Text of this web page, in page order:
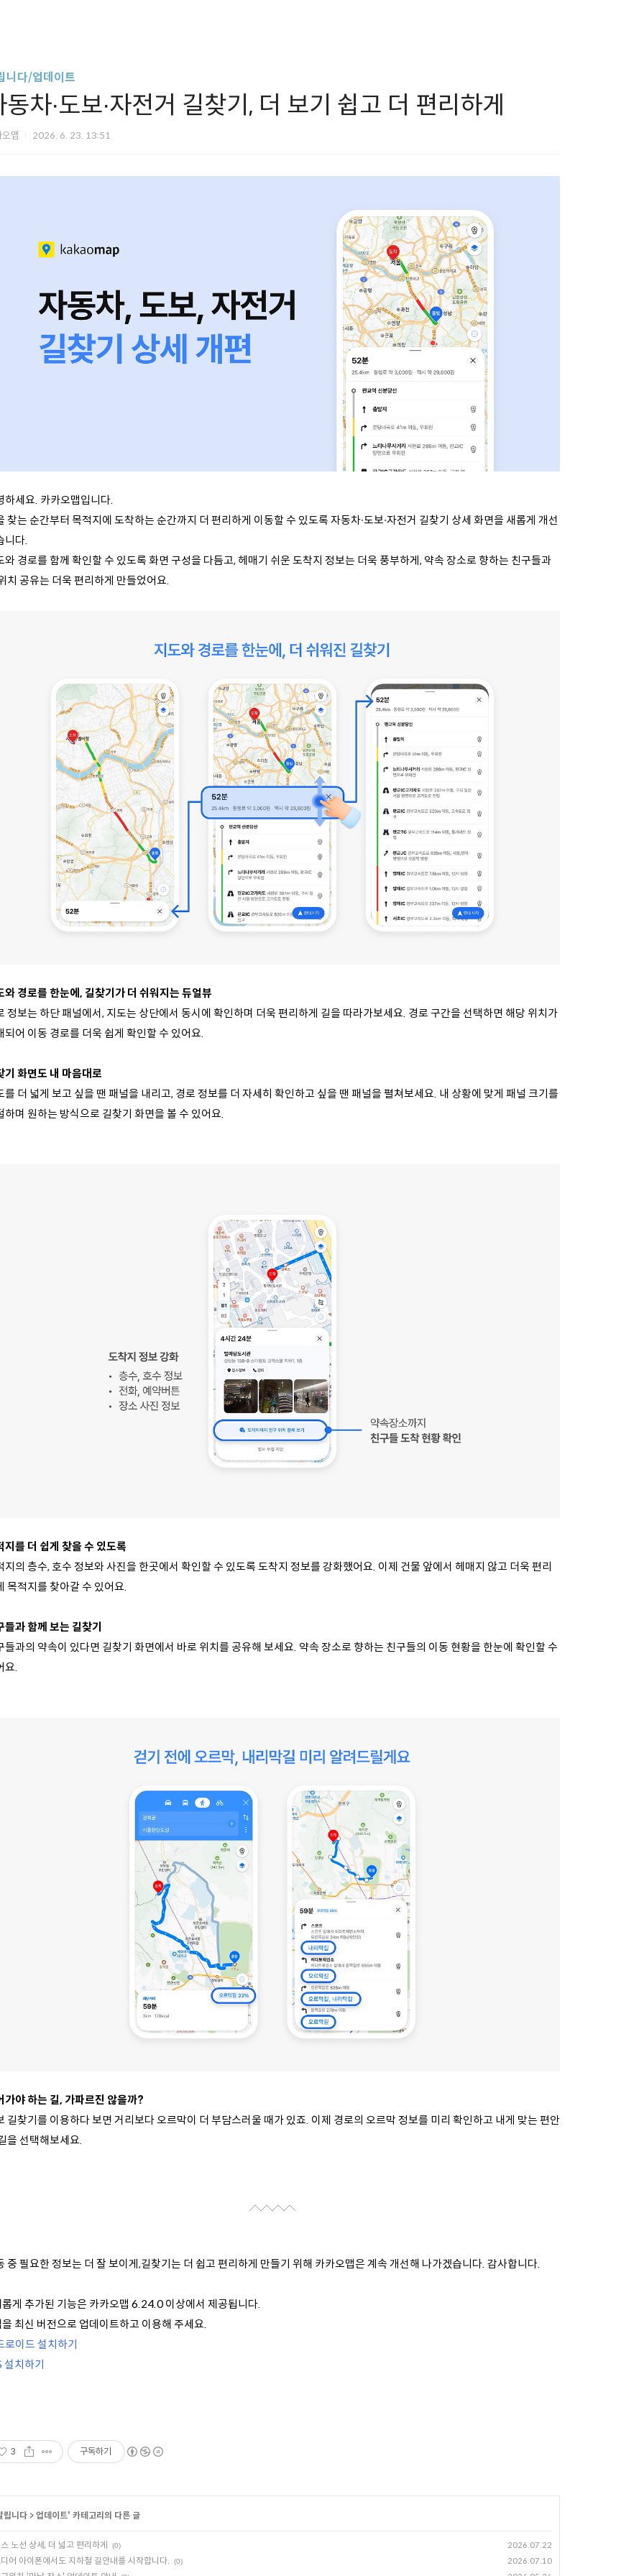
니다/업데이트
동차∙도보∙자전거 길찾기, 더 보기 쉽고 더 편리하게
맵 2026. 6. 23. 13:51
하세요. 카카오맵입니다.
찾는 순간부터 목적지에 도착하는 순간까지 더 편리하게 이동할 수 있도록 자동차∙도보∙자전거 길찾기 상세 화면을 새롭게 개선
니다.
와 경로를 함께 확인할 수 있도록 화면 구성을 다듬고, 헤매기 쉬운 도착지 정보는 더욱 풍부하게, 약속 장소로 향하는 친구들과
치 공유는 더욱 편리하게 만들었어요.
와 경로를 한눈에, 길찾기가 더 쉬워지는 듀얼뷰
정보는 하단 패널에서, 지도는 상단에서 동시에 확인하며 더욱 편리하게 길을 따라가보세요. 경로 구간을 선택하면 해당 위치가
되어 이동 경로를 더욱 쉽게 확인할 수 있어요.
기 화면도 내 마음대로
를 더 넓게 보고 싶을 땐 패널을 내리고, 경로 정보를 더 자세히 확인하고 싶을 땐 패널을 펼쳐보세요. 내 상황에 맞게 패널 크기를
하며 원하는 방식으로 길찾기 화면을 볼 수 있어요.
지를 더 쉽게 찾을 수 있도록
지의 층수, 호수 정보와 사진을 한곳에서 확인할 수 있도록 도착지 정보를 강화했어요. 이제 건물 앞에서 헤매지 않고 더욱 편리
목적지를 찾아갈 수 있어요.
들과 함께 보는 길찾기
들과의 약속이 있다면 길찾기 화면에서 바로 위치를 공유해 보세요. 약속 장소로 향하는 친구들의 이동 현황을 한눈에 확인할 수
요.
가야 하는 길, 가파르진 않을까?
길찾기를 이용하다 보면 거리보다 오르막이 더 부담스러울 때가 있죠. 이제 경로의 오르막 정보를 미리 확인하고 내게 맞는 편안
을 선택해보세요.
중 필요한 정보는 더 잘 보이게,길찾기는 더 쉽고 편리하게 만들기 위해 카카오맵은 계속 개선해 나가겠습니다. 감사합니다.
게 추가된 기능은 카카오맵 6.24.0 이상에서 제공됩니다.
최신 버전으로 업데이트하고 이용해 주세요.
로이드 설치하기
설치하기
3 구독하기
립니다> 업데이트' 카테고리의 다른 글
노선 상세, 더 넓고 편리하게 (0) 2026.07.22
어 아이폰에서도 지하철 길안내를 시작합니다. (0) 2026.07.10